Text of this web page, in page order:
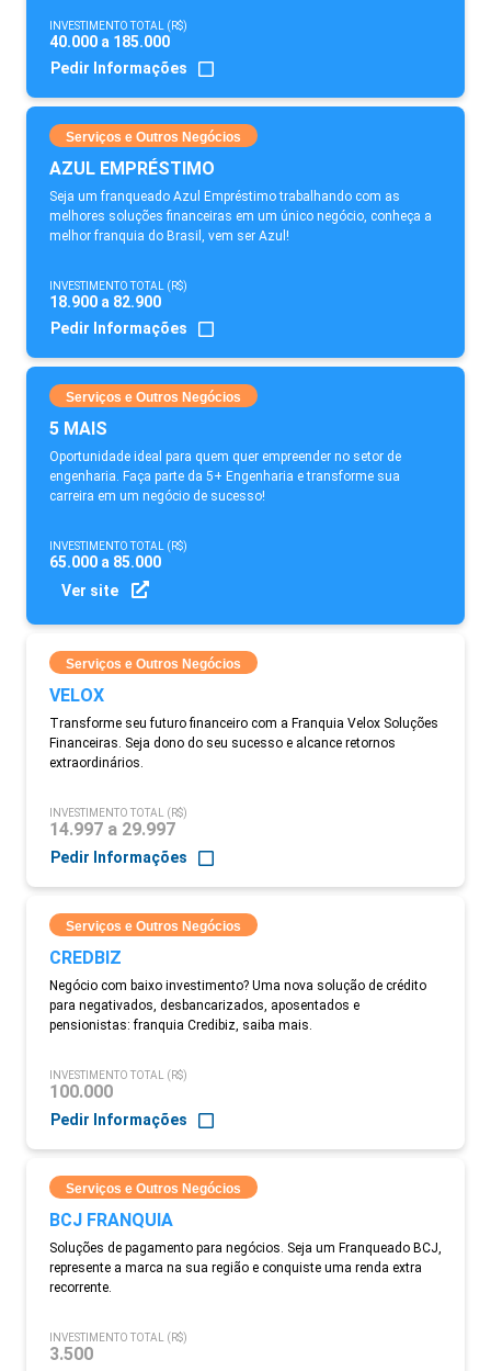
INVESTIMENTO TOTAL (R$)
40.000 a 185.000
Pedir Informações
Serviços e Outros Negócios
AZUL EMPRÉSTIMO
Seja um franqueado Azul Empréstimo trabalhando com as
melhores soluções financeiras em um único negócio, conheça a
melhor franquia do Brasil, vem ser Azul!
INVESTIMENTO TOTAL (R$)
18.900 a 82.900
Pedir Informações
Serviços e Outros Negócios
5 MAIS
Oportunidade ideal para quem quer empreender no setor de
engenharia. Faça parte da 5+ Engenharia e transforme sua
carreira em um negócio de sucesso!
INVESTIMENTO TOTAL (R$)
65.000 a 85.000
Ver site
Serviços e Outros Negócios
VELOX
Transforme seu futuro financeiro com a Franquia Velox Soluções
Financeiras. Seja dono do seu sucesso e alcance retornos
extraordinários.
INVESTIMENTO TOTAL (R$)
14.997 a 29.997
Pedir Informações
Serviços e Outros Negócios
CREDBIZ
Negócio com baixo investimento? Uma nova solução de crédito
para negativados, desbancarizados, aposentados e
pensionistas: franquia Credibiz, saiba mais.
INVESTIMENTO TOTAL (R$)
100.000
Pedir Informações
Serviços e Outros Negócios
BCJ FRANQUIA
Soluções de pagamento para negócios. Seja um Franqueado BCJ,
represente a marca na sua região e conquiste uma renda extra
recorrente.
INVESTIMENTO TOTAL (R$)
3.500